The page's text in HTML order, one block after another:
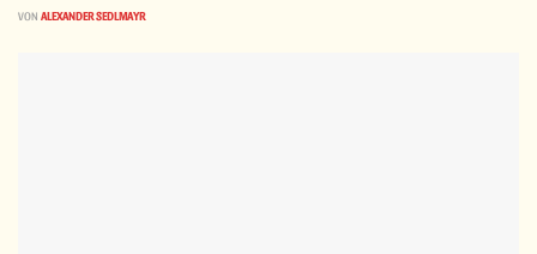
VON ALEXANDER SEDLMAYR